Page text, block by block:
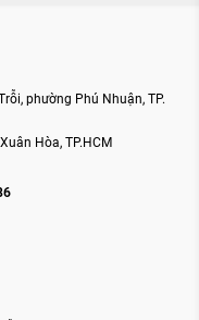
phường Phú Nhuận, TP.
Hòa, TP.HCM